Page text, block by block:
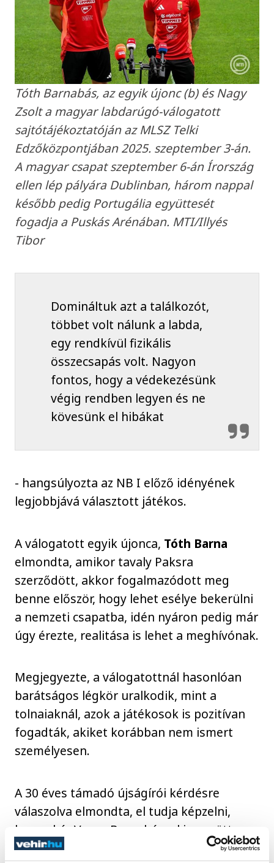
Tóth Barnabás, az egyik újonc (b) és Nagy
Zsolt a magyar labdarúgó-válogatott
sajtótájékoztatóján az MLSZ Telki
Edzőközpontjában 2025. szeptember 3-án.
A magyar csapat szeptember 6-án Írország
ellen lép pályára Dublinban, három nappal
később pedig Portugália együttesét
fogadja a Puskás Arénában. MTI/Illyés
Tibor
Domináltuk azt a találkozót,
többet volt nálunk a labda,
egy rendkívül fizikális
összecsapás volt. Nagyon
fontos, hogy a védekezésünk
végig rendben legyen és ne
kövesünk el hibákat
- hangsúlyozta az NB I előző idényének
legjobbjává választott játékos.
A válogatott egyik újonca, Tóth Barna
elmondta, amikor tavaly Paksra
szerződött, akkor fogalmazódott meg
benne először, hogy lehet esélye bekerülni
a nemzeti csapatba, idén nyáron pedig már
úgy érezte, realitása is lehet a meghívónak.
Megjegyezte, a válogatottnál hasonlóan
barátságos légkör uralkodik, mint a
tolnaiaknál, azok a játékosok is pozitívan
fogadták, akiket korábban nem ismert
személyesen.
A 30 éves támadó újságírói kérdésre
válaszolva elmondta, el tudja képzelni,
hogy akár Varga Barnabással is együtt
legyen a pályán, hiszen a Ferencváros